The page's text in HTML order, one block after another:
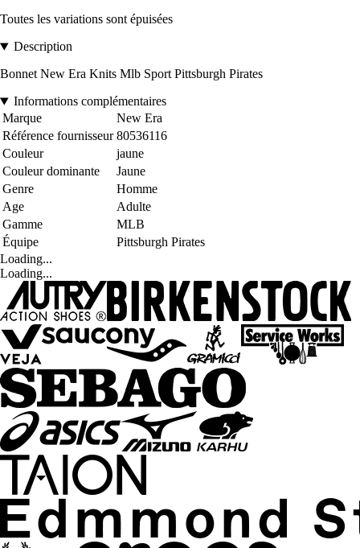
Toutes les variations sont épuisées
Description
Bonnet New Era Knits Mlb Sport Pittsburgh Pirates
Informations complémentaires
Marque
New Era
Référence fournisseur 80536116
Couleur
jaune
Couleur dominante
Jaune
Genre
Homme
Age
Adulte
Gamme
MLB
Équipe
Pittsburgh Pirates
Loading...
Loading...